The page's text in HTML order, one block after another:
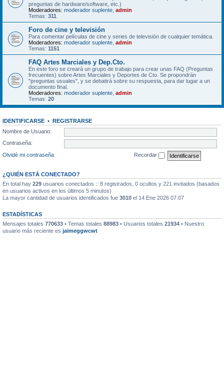
preguntas de hardware/software, etc.)
Moderadores: moderador suplente admin
Temas: 311
Foro de cine y televisión
Para comentar películas de cine y series de televisión de cualquier temática.
Moderadores: moderador suplente admin
Temas: 1151
FAQ Artes Marciales y Dep.Cto.
En este foro se creará un grupo de trabajo para crear unas FAQ (Preguntas
frecuentes) sobre Artes Marciales y Deportes de Cto. Se propondrán
"preguntas usuales", y se debatirá sobre su respuesta, para dar lugar a un
documento final.
Moderadores: moderador suplente admin
Temas: 20
IDENTIFICARSE • REGISTRARSE
Nombre de Usuario:
Contraseña:
Olvidé mi contraseña
Recordar
¿QUIÉN ESTÁ CONECTADO?
En total hay 229 usuarios conectados :: 8 registrados, 0 ocultos y 221 invitados (basados
en usuarios activos en los últimos 5 minutos)
La mayor cantidad de usuarios identificados fue 3010 el 14 Ene 2026 07:07
ESTADÍSTICAS
Mensajes totales 770633 • Temas totales 88983 • Usuarios totales 21934 • Nuestro
usuario más reciente es jaimeggwcwt